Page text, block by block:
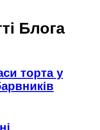
Блога
торта у